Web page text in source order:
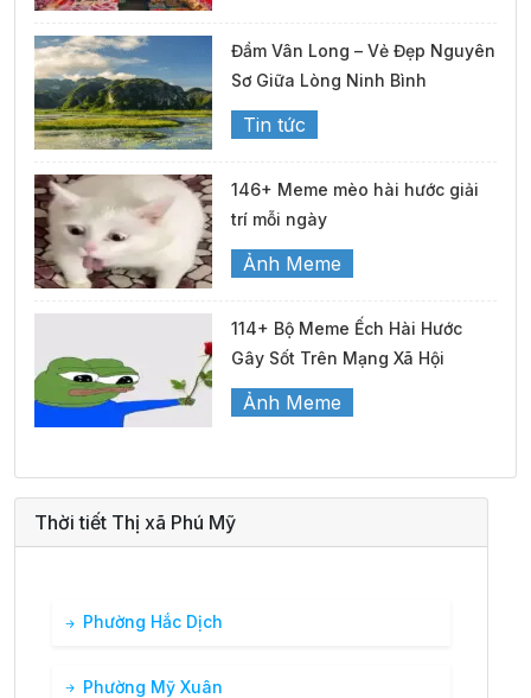
Đầm Vân Long – Vẻ Đẹp Nguyên
Sơ Giữa Lòng Ninh Bình
Tin tức
146+ Meme mèo hài hước giải
trí mỗi ngày
Ảnh Meme
114+ Bộ Meme Ếch Hài Hước
Gây Sốt Trên Mạng Xã Hội
Ảnh Meme
Thời tiết Thị xã Phú Mỹ
Phường Hắc Dịch
Phường Mỹ Xuân